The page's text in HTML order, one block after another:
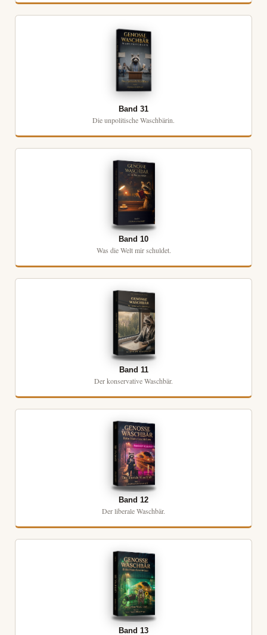
Band 31
Die unpolitische Waschbärin.
Band 10
Was die Welt mir schuldet.
Band 11
Der konservative Waschbär.
Band 12
Der liberale Waschbär.
Band 13